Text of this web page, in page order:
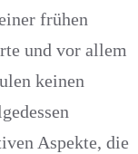
frühen
und vor allem
keinen
Aspekte, die